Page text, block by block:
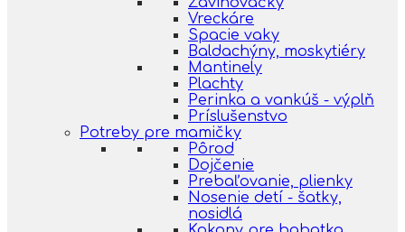
Vreckáre
Spacie vaky
Baldachýny, moskytiéry
Mantinely
Plachty
Perinka a vankúš - výplň
Príslušenstvo
Potreby pre mamičky
Pôrod
Dojčenie
Prebaľovanie, plienky
Nosenie detí - šatky,
nosidlá